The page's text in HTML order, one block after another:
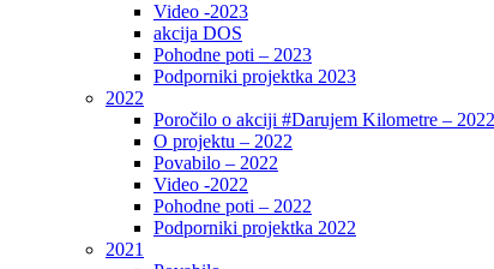
Video -2023
akcija DOS
Pohodne poti – 2023
Podporniki projektka 2023
2022
Poročilo o akciji #Darujem Kilometre – 2022
O projektu – 2022
Povabilo – 2022
Video -2022
Pohodne poti – 2022
Podporniki projektka 2022
2021